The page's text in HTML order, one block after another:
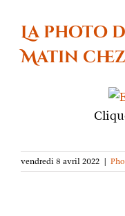
La photo
Matin
vendredi 8 avril 2022 |